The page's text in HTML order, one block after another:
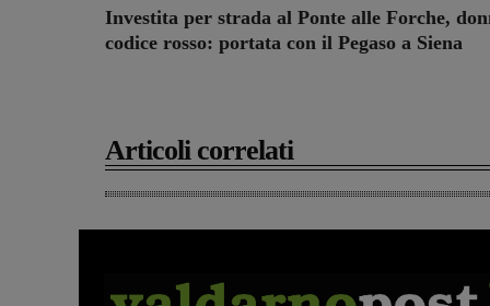
Investita per strada al Ponte alle Forche,
codice rosso: portata con il Pegaso a Siena
Articoli correlati